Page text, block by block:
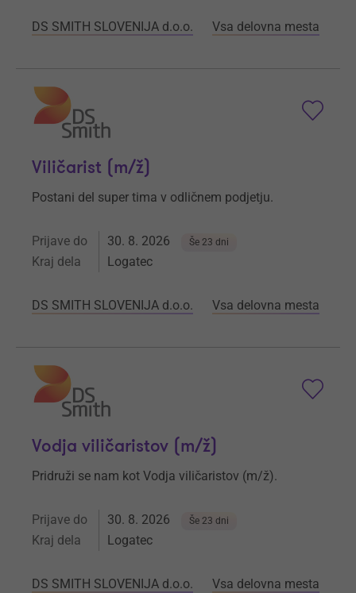
DS SMITH SLOVENIJA d.o.o. Vsa delovna mesta
Viličarist (m/ž)
Postani del super tima v odličnem podjetju.
Prijave do 30. 8. 2026 Še 23 dni
Kraj dela Logatec
DS SMITH SLOVENIJA d.o.o. Vsa delovna mesta
Vodja viličaristov (m/ž)
Pridruži se nam kot Vodja viličaristov (m/ž).
Prijave do 30. 8. 2026 Še 23 dni
Kraj dela Logatec
DS SMITH SLOVENIJA d.o.o. Vsa delovna mesta